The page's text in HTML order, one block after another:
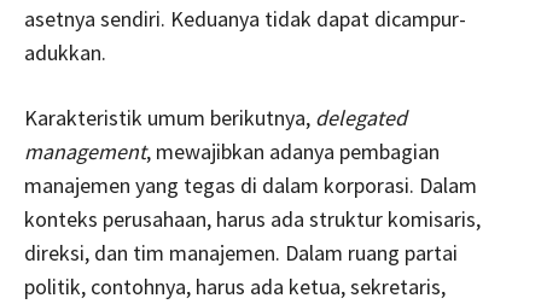
asetnya sendiri. Keduanya tidak dapat dicampur-
adukkan.
Karakteristik umum berikutnya, delegated
management, mewajibkan adanya pembagian
manajemen yang tegas di dalam korporasi. Dalam
konteks perusahaan, harus ada struktur komisaris,
direksi, dan tim manajemen. Dalam ruang partai
politik, contohnya, harus ada ketua, sekretaris,